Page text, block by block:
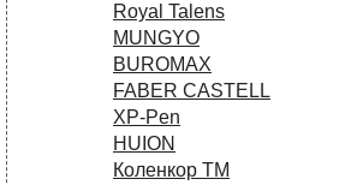
Royal Talens
MUNGYO
BUROMAX
FABER CASTELL
XP-Pen
HUION
Коленкор ТМ